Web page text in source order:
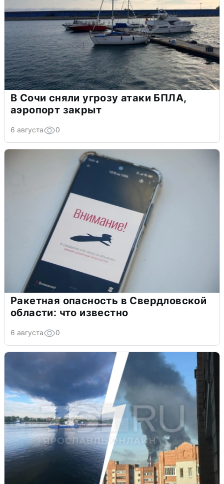
В Сочи сняли угрозу атаки БПЛА,
аэропорт закрыт
6 августа 0
Ракетная опасность в Свердловской
области: что известно
6 августа 0